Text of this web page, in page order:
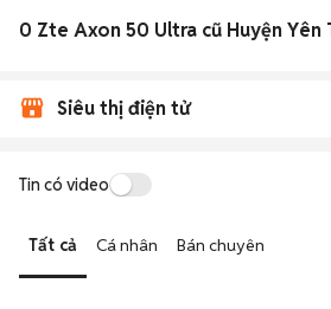
Siêu thị điện tử
Tin có video
Tất cả Cá nhân Bán chuyên